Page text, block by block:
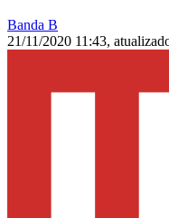
Banda B
21/11/2020 11:43,